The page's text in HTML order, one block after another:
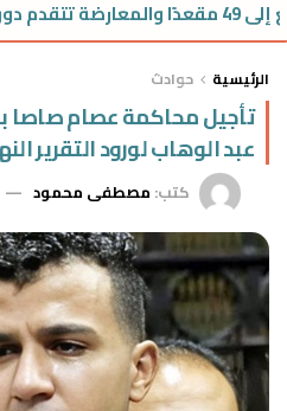
الرئيسية حوادث
تأجيل محاكمة عصام صاصا
عبد الوهاب لورود التقرير
كتب: مصطفى محمود